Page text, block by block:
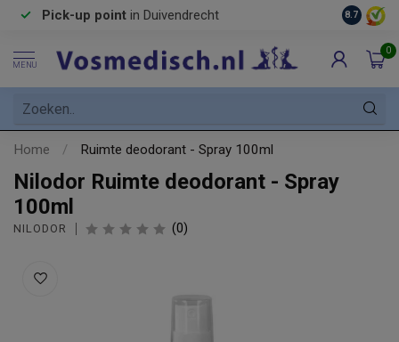
Pick-up point in Duivendrecht 8.7
MENU
0
Home / Ruimte deodorant - Spray 100ml
Nilodor Ruimte deodorant - Spray
100ml
NILODOR (0)